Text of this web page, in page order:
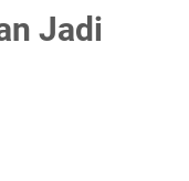
Jadi